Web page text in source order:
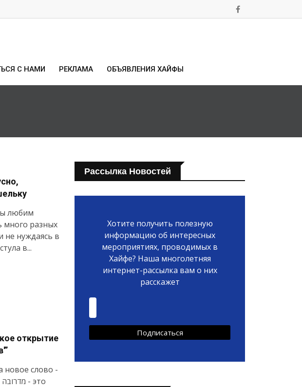
С НАМИ РЕКЛАМА ОБЪЯВЛЕНИЯ ХАЙФЫ
любим
много разных
не нуждаясь в
в...
открытие
новое слово -
Рассылка Новостей
Хотите получить полезную
информацию об интересных
мероприятиях, проводимых в
Хайфе? Наша многолетняя
интернет-рассылка вам о них
расскажет